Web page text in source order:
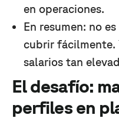
en operaciones.
En resumen: no
cubrir fácilmente.
salarios tan
El desafío:
perfiles en